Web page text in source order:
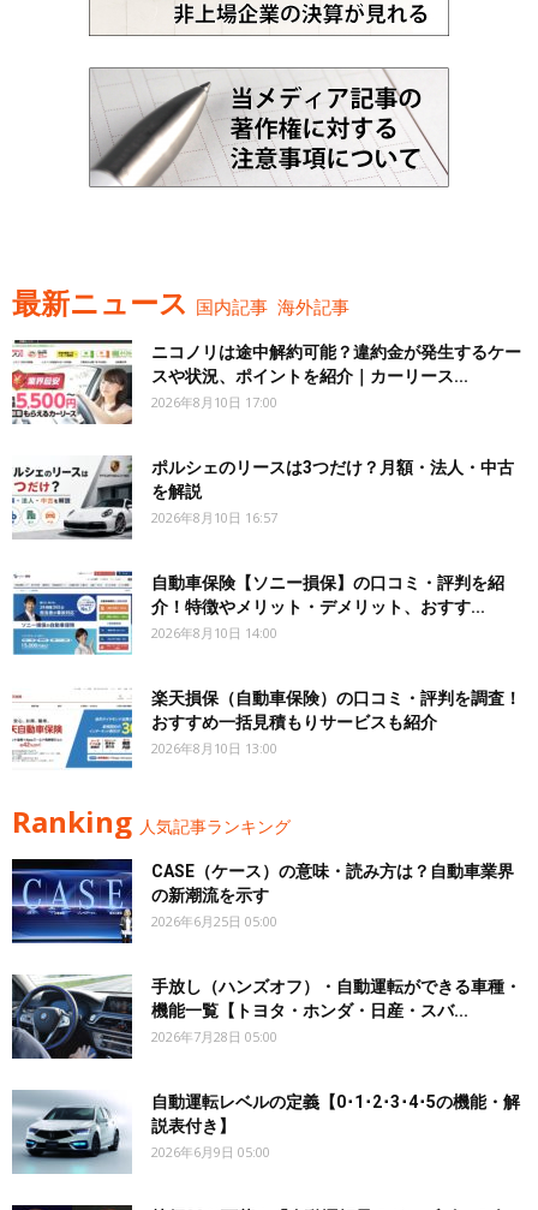
最新ニュース 国内記事 海外記事
ニコノリは途中解約可能？違約金が発生するケー
スや状況、ポイントを紹介｜カーリース...
2026年8月10日 17:00
ポルシェのリースは3つだけ？月額・法人・中古
を解説
2026年8月10日 16:57
自動車保険【ソニー損保】の口コミ・評判を紹
介！特徴やメリット・デメリット、おすす...
2026年8月10日 14:00
楽天損保（自動車保険）の口コミ・評判を調査！
おすすめ一括見積もりサービスも紹介
2026年8月10日 13:00
Ranking 人気記事ランキング
CASE（ケース）の意味・読み方は？自動車業界
の新潮流を示す
2026年6月25日 05:00
手放し（ハンズオフ）・自動運転ができる車種・
機能一覧【トヨタ・ホンダ・日産・スバ...
2026年7月28日 05:00
自動運転レベルの定義【0･1･2･3･4･5の機能・解
説表付き】
2026年6月9日 05:00